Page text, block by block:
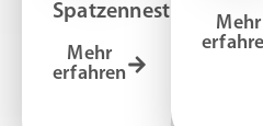
Spatzennest
Mehr
erfahren
Mehr